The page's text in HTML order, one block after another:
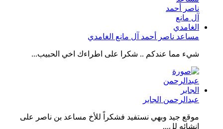
مساعد ناصر أحمد آل مانع الغامدي
شيء مما عندكم .. شكرا على اطراءك اخي الحبيب...
عبدالرحمن الجابر
موقع جيد وبهي نستفيد فشكراً للأخ مساعد بن ناصر على
إنشائه لل...